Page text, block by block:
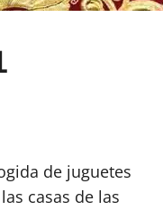
de juguetes
casas de las